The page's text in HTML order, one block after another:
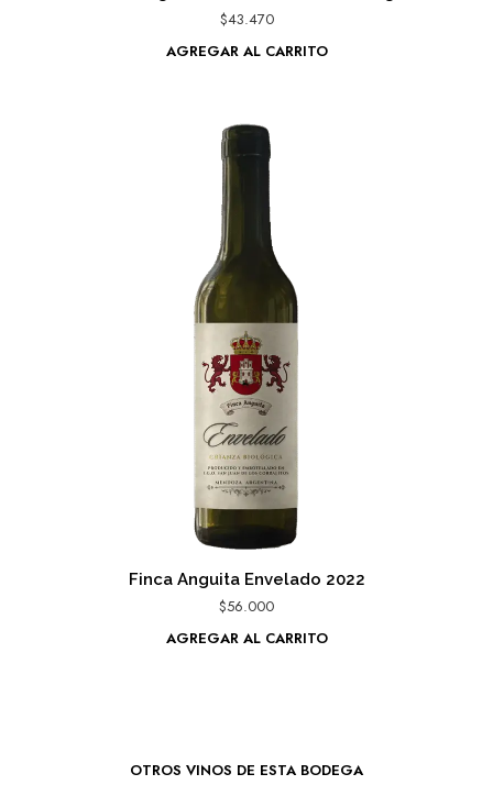
$43.470
AGREGAR AL CARRITO
Finca Anguita Envelado 2022
$56.000
AGREGAR AL CARRITO
OTROS VINOS DE ESTA BODEGA